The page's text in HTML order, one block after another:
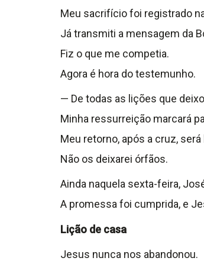
Meu sacrifício foi registrado
Já transmiti a mensagem da
Fiz o que me competia.
Agora é hora do testemunho.
— De todas as lições que
Minha ressurreição marcará
Meu retorno, após a cruz,
Não os deixarei órfãos.
Ainda naquela sexta-feira,
A promessa foi cumprida, e
Lição de casa
Jesus nunca nos abandonou.